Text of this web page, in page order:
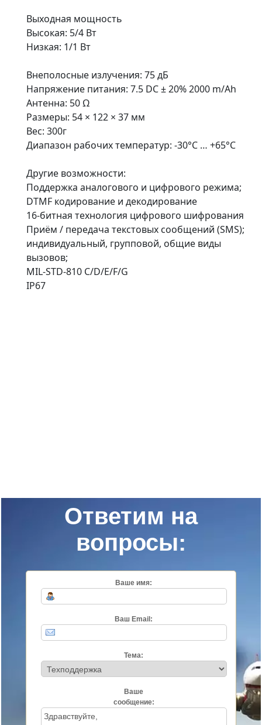
Выходная мощность
Высокая: 5/4 Вт
Низкая: 1/1 Вт
Внеполосные излучения: 75 дБ
Напряжение питания: 7.5 DC ± 20% 2000 m/Ah
Антенна: 50 Ω
Размеры: 54 × 122 × 37 мм
Вес: 300г
Диапазон рабочих температур: -30°C … +65°C
Другие возможности:
Поддержка аналогового и цифрового режима;
DTMF кодирование и декодирование
16-битная технология цифрового шифрования
Приём / передача текстовых сообщений (SMS);
индивидуальный, групповой, общие виды
вызовов;
MIL-STD-810 C/D/E/F/G
IP67
Ответим на
вопросы:
Ваше имя:
Ваш Email:
Тема:
Ваше
сообщение: